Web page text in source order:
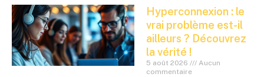
Hyperconnexion : le
vrai problème est-il
ailleurs ? Découvrez
la vérité !
5 août 2026
Aucun
commentaire